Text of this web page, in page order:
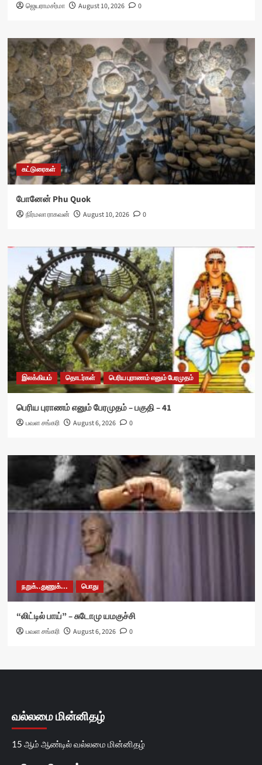
ஜெயராமசர்மா August 10, 2026 0
கட்டுரைகள்
போனேன் Phu Quok
நிர்மலா ராகவன் August 10, 2026 0
இலக்கியம் தொடர்கள் பெரிய புராணம் எனும் பேரமுதம்
பெரிய புராணம் எனும் பேரமுதம் – பகுதி – 41
பவள சங்கரி August 6, 2026 0
நறுக்..துணுக்... பொது
“லிட்டில் பாய்” – சுடோமு யமகுச்சி
பவள சங்கரி August 6, 2026 0
வல்லமை மின்னிதழ்
15 ஆம் ஆண்டில் வல்லமை மின்னிதழ்